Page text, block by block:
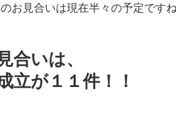
お見合いは現在半々の予定ですね
合いは、
立が１１件！！